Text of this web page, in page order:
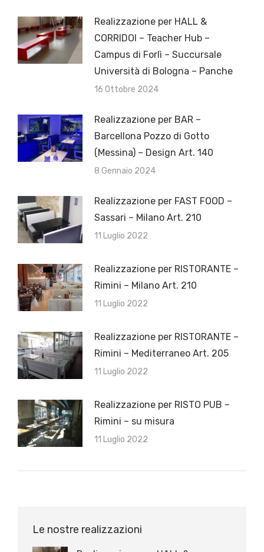
Realizzazione per HALL &
CORRIDOI – Teacher Hub –
Campus di Forlì – Succursale
Università di Bologna – Panche
16 Ottobre 2024
Realizzazione per BAR –
Barcellona Pozzo di Gotto
(Messina) – Design Art. 140
8 Gennaio 2024
Realizzazione per FAST FOOD –
Sassari – Milano Art. 210
11 Luglio 2022
Realizzazione per RISTORANTE –
Rimini – Milano Art. 210
11 Luglio 2022
Realizzazione per RISTORANTE –
Rimini – Mediterraneo Art. 205
11 Luglio 2022
Realizzazione per RISTO PUB –
Rimini – su misura
11 Luglio 2022
Le nostre realizzazioni